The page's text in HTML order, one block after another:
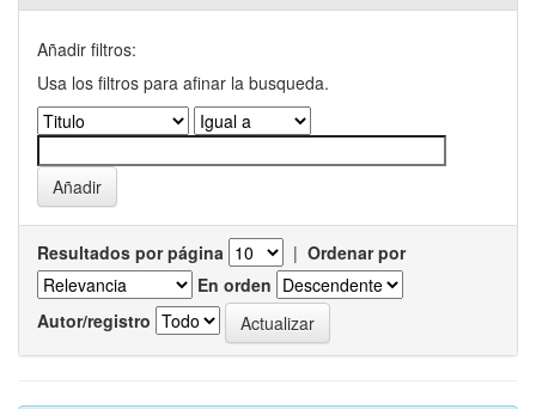
Añadir filtros:
Usa los filtros para afinar la busqueda.
Resultados por página | Ordenar por
En orden
Autor/registro